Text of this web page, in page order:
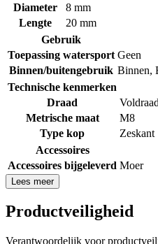
Diameter
8 mm
Lengte
20 mm
Gebruik
Toepassing watersport Geen
Binnen/buitengebruik Binnen,
Technische kenmerken
Draad
Voldraad
Metrische maat
M8
Type kop
Zeskant
Accessoires
Accessoires bijgeleverd Moer
Lees meer
Productveiligheid
Verantwoordelijk voor